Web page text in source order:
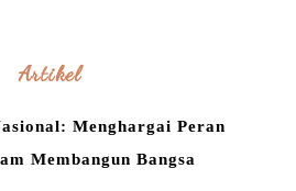
Artikel
Menghargai Peran
Membangun Bangsa